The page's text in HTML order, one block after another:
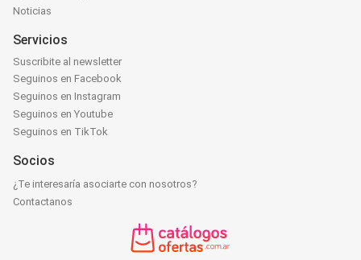
Noticias
Servicios
Suscribite al newsletter
Seguinos en Facebook
Seguinos en Instagram
Seguinos en Youtube
Seguinos en TikTok
Socios
¿Te interesaría asociarte con nosotros?
Contactanos